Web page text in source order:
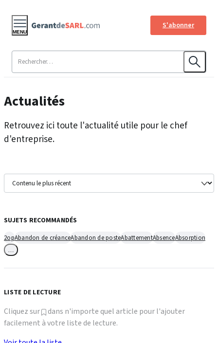
S'abonner
MENU
Actualités
Retrouvez ici toute l'actualité utile pour le chef
d'entreprise.
SUJETS RECOMMANDÉS
2opAbandon de créanceAbandon de posteAbattementAbsenceAbsorption
LISTE DE LECTURE
Cliquez sur
dans n'importe quel article pour l'ajouter
facilement à votre liste de lecture.